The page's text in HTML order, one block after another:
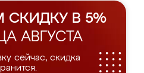
СКИДКУ В 5%
АВГУСТА
сейчас, скидка